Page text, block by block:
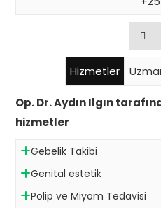
Hizmetler
Op. Dr. Aydın Ilgın
hizmetler
Gebelik Takibi
Genital estetik
Polip ve Miyom Tedavisi